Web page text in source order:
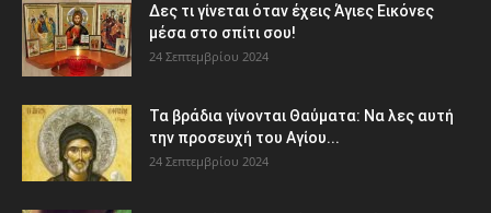
Δες τι γίνεται όταν έχεις Άγιες Εικόνες
μέσα στο σπίτι σου!
24 Σεπτεμβρίου 2024
Τα βράδια γίνονται Θαύματα: Να λες αυτή
την προσευχή του Αγίου...
24 Σεπτεμβρίου 2024